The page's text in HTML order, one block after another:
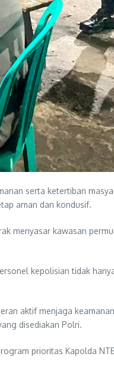
serta ketertiban
aman dan kondusif.
menyasar kawasan
kepolisian tidak
aktif menjaga
disediakan Polri.
prioritas Kapolda